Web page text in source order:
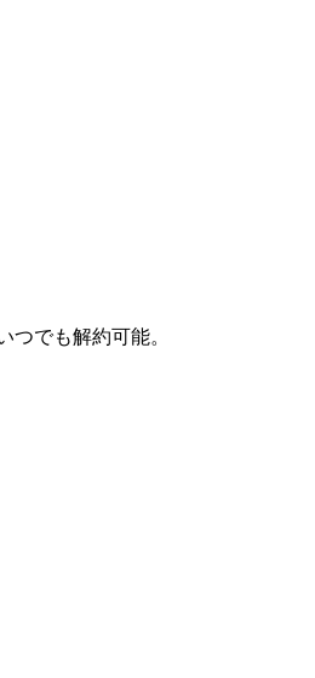
つでも解約可能。